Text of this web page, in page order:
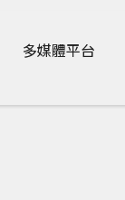
多媒體平台